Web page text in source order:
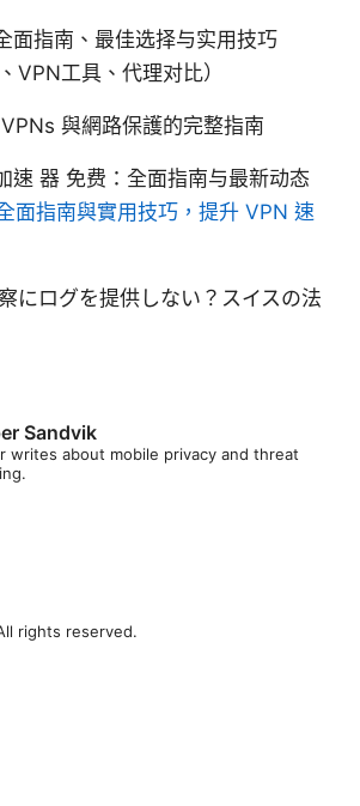
面指南、最佳选择与实用技巧
VPN工具、代理对比）
與網路保護的完整指南
速 器 免费：全面指南与最新动态
面指南與實用技巧，提升 VPN 速
にログを提供しない？スイスの法
Sandvik
writes about mobile privacy and threat
rights reserved.